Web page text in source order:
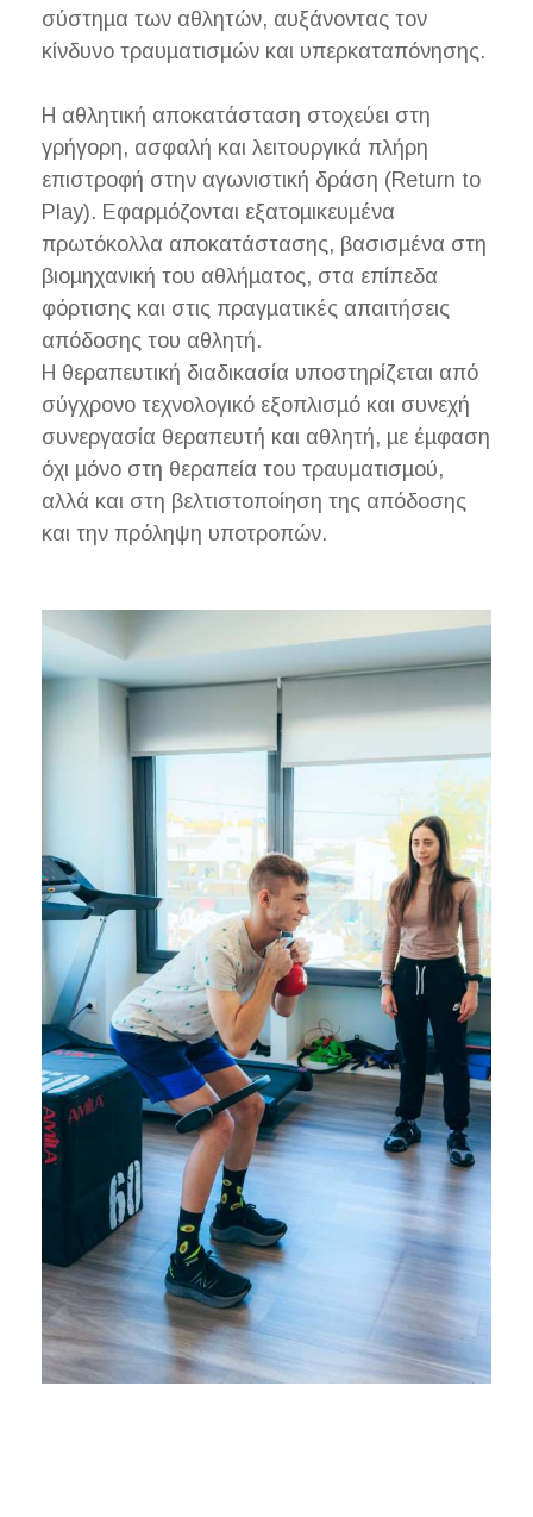
σύστηµα των αθλητών, αυξάνοντας τον
κίνδυνο τραυµατισµών και υπερκαταπόνησης.
Η αθλητική αποκατάσταση στοχεύει στη
γρήγορη, ασφαλή και λειτουργικά πλήρη
επιστροφή στην αγωνιστική δράση (Return to
Play). Εφαρµόζονται εξατοµικευµένα
πρωτόκολλα αποκατάστασης, βασισµένα στη
βιοµηχανική του αθλήµατος, στα επίπεδα
φόρτισης και στις πραγµατικές απαιτήσεις
απόδοσης του αθλητή.
Η θεραπευτική διαδικασία υποστηρίζεται από
σύγχρονο τεχνολογικό εξοπλισµό και συνεχή
συνεργασία θεραπευτή και αθλητή, µε έµφαση
όχι µόνο στη θεραπεία του τραυµατισµού,
αλλά και στη βελτιστοποίηση της απόδοσης
και την πρόληψη υποτροπών.